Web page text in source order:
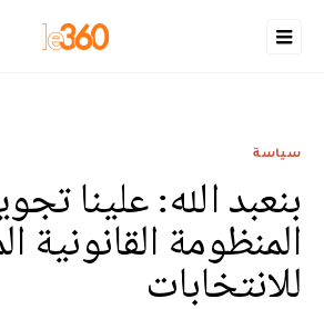
سياسة
بنعبد الله: علينا
المنظومة القانونية
للانتخابات